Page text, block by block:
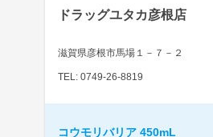
ドラッグユタカ彦根店
滋賀県彦根市馬場１－７－２
TEL: 0749-26-8819
コウモリバリア 450mL